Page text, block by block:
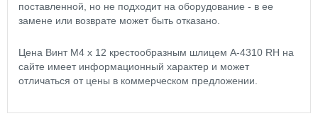
поставленной, но не подходит на оборудование - в ее
замене или возврате может быть отказано.
Цена Винт М4 х 12 крестообразным шлицем A-4310 RH на
сайте имеет информационный характер и может
отличаться от цены в коммерческом предложении.